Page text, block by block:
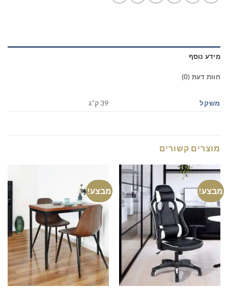
מידע נוסף
חוות דעת (0)
משקל 39 ק"ג
מוצרים קשורים
מבצע! מבצע!